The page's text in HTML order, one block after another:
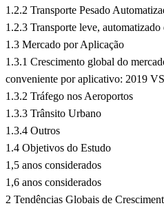
1.2.2 Transporte Pesado
1.2.3 Transporte leve, automatizado
1.3 Mercado por Aplicação
1.3.1 Crescimento global do
conveniente por aplicativo: 2019
1.3.2 Tráfego nos Aeroportos
1.3.3 Trânsito Urbano
1.3.4 Outros
1.4 Objetivos do Estudo
1,5 anos considerados
1,6 anos considerados
2 Tendências Globais de